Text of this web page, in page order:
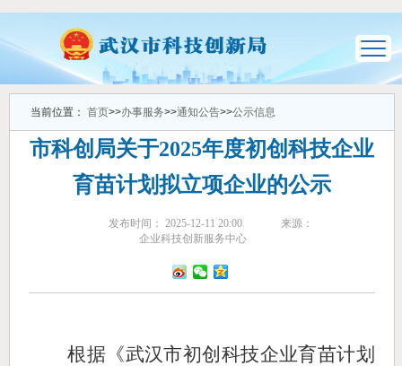
当前位置： 首页>>办事服务>>通知公告>>公示信息
市科创局关于2025年度初创科技企业
育苗计划拟立项企业的公示
发布时间： 2025-12-11 20:00
来源：
企业科技创新服务中心
根据《武汉市初创科技企业育苗计划